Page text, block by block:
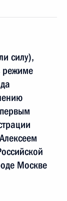
силу),
режиме
Москве